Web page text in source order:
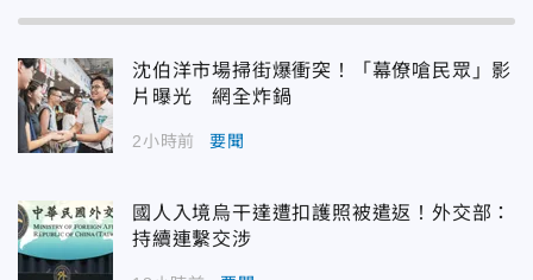
沈伯洋市場掃街爆衝突！「幕僚嗆民眾」影
片曝光 網全炸鍋
2小時前 要聞
國人入境烏干達遭扣護照被遣返！外交部：
持續連繫交涉